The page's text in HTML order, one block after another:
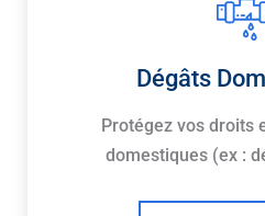
Dégâts
Protégez vos droits
domestiques (ex :